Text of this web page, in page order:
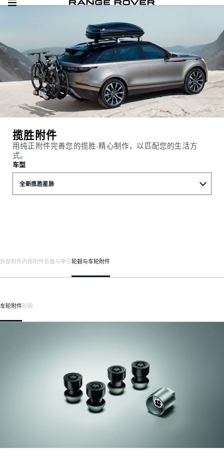
揽胜附件
用纯正附件完善您的揽胜-精心制作，以匹配您的生活方
式。
车型
全新揽胜星脉
外部附件内部附件负载与牵引轮毂与车轮附件
车轮附件轮毂